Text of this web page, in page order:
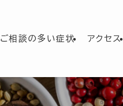
ご相談の多い症状 アクセス